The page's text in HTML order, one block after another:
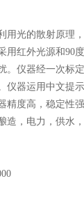
用光的散射原理
用红外光源和90
。仪器经一次标
仪器运用中文提
精度高，稳定性
造，电力，供水